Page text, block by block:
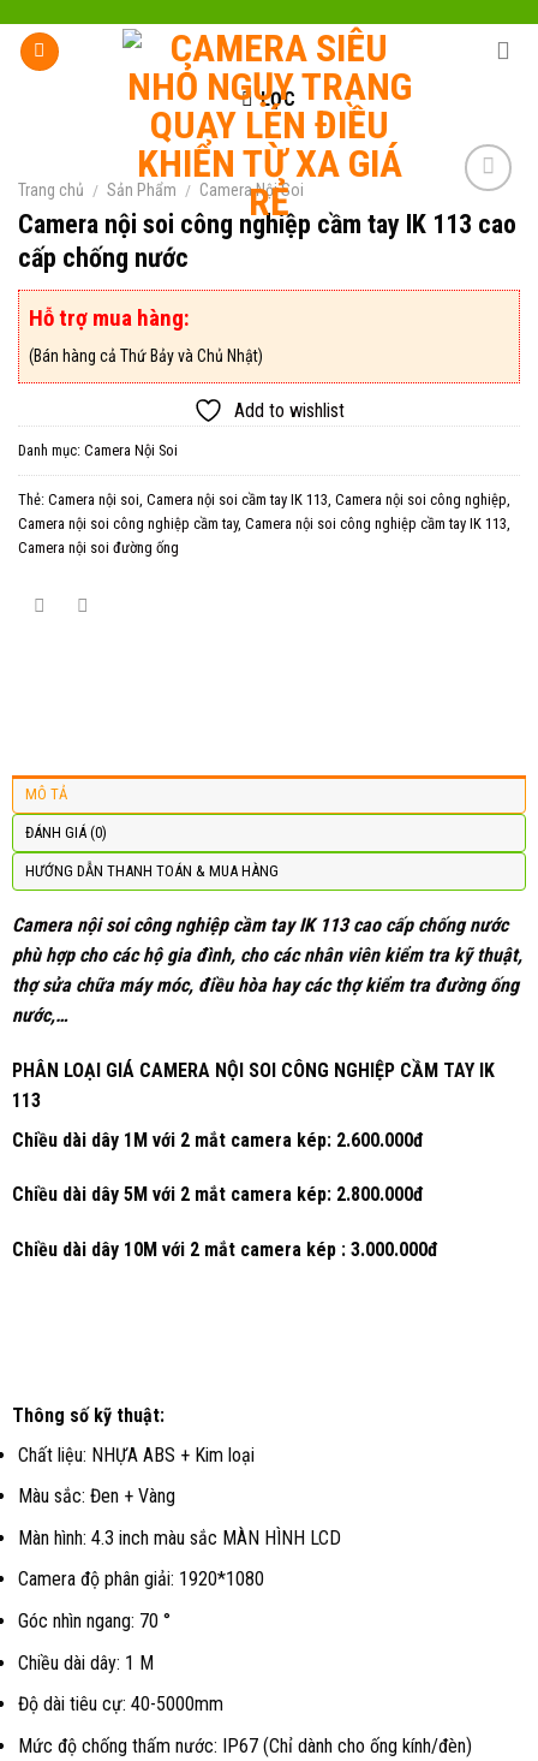
content
LỌC
Trang chủ / Sản Phẩm / Camera Nội Soi
Camera nội soi công nghiệp cầm tay IK 113 cao
cấp chống nước
Hỗ trợ mua hàng:
(Bán hàng cả Thứ Bảy và Chủ Nhật)
Add to wishlist
Danh mục: Camera Nội Soi
Thẻ: Camera nội soi Camera nội soi cầm tay IK 113 Camera nội soi công nghiệp
Camera nội soi công nghiệp cầm tay, Camera nội soi công nghiệp cầm tay IK 113
Camera nội soi đường ống
MÔ TẢ
ĐÁNH GIÁ (0)
HƯỚNG DẪN THANH TOÁN & MUA HÀNG
Camera nội soi công nghiệp cầm tay IK 113cao cấp chống nước
phù hợp cho các hộ gia đình, cho các nhân viên kiểm tra kỹ thuật,
thợ sửa chữa máy móc, điều hòa hay các thợ kiểm tra đường ống
nước,…
PHÂN LOẠI GIÁ CAMERA NỘI SOI CÔNG NGHIỆP CẦM TAY IK
113
Chiều dài dây 1M với 2 mắt camera kép: 2.600.000đ
Chiều dài dây 5M với 2 mắt camera kép: 2.800.000đ
Chiều dài dây 10M với 2 mắt camera kép : 3.000.000đ
Thông số kỹ thuật:
Chất liệu: NHỰA ABS + Kim loại
Màu sắc: Đen + Vàng
Màn hình: 4.3 inch màu sắc MÀN HÌNH LCD
Camera độ phân giải: 1920*1080
Góc nhìn ngang: 70 °
Chiều dài dây: 1 M
Độ dài tiêu cự: 40-5000mm
Mức độ chống thấm nước: IP67 (Chỉ dành cho ống kính/đèn)